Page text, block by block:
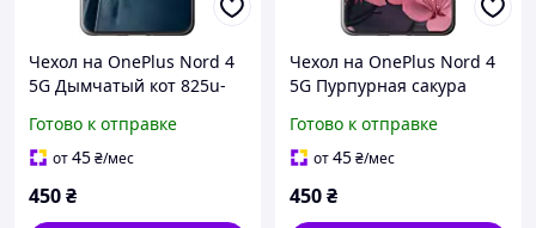
Чехол на OnePlus Nord 4
5G Дымчатый кот 825u-
Готово к отправке
от45₴/мес
450₴
Чехол на OnePlus Nord 4
5G Пурпурная сакура
Готово к отправке
от45₴/мес
450₴